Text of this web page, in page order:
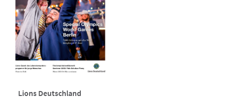
Lions Deutschland